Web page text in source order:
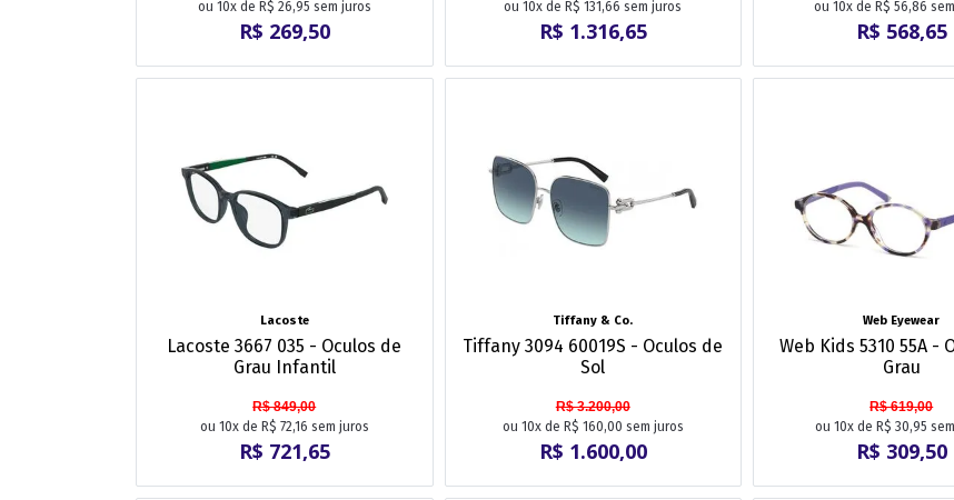
ou 10x de R$ 26,95 sem juros
R$ 269,50
ou 10x de R$ 131,66 sem juros
R$ 1.316,65
ou 10x de R$ 56,86
R$ 568,65
Lacoste
Lacoste 3667 035 - Oculos de
Grau Infantil
R$ 849,00
ou 10x de R$ 72,16 sem juros
R$ 721,65
Tiffany & Co.
Tiffany 3094 60019S - Oculos de
Sol
R$ 3.200,00
ou 10x de R$ 160,00 sem juros
R$ 1.600,00
Web Eyewear
Web Kids 5310 55A -
Grau
R$ 619,00
ou 10x de R$ 30,95
R$ 309,50